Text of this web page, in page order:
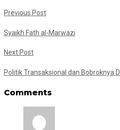
Previous Post
Syaikh Fath al-Marwazi
Next Post
Politik Transaksional dan Bobroknya
Comments